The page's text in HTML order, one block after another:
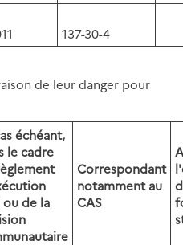
137-30-4
de leur danger pour
échéant,
le cadre
ou de la
Correspondant
notamment au
CAS
A